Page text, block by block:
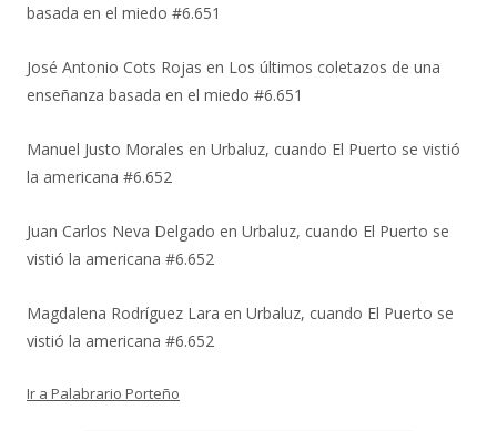
basada en el miedo #6.651
José Antonio Cots Rojas en Los últimos coletazos de una
enseñanza basada en el miedo #6.651
Manuel Justo Morales en Urbaluz, cuando El Puerto se vistió
la americana #6.652
Juan Carlos Neva Delgado en Urbaluz, cuando El Puerto se
vistió la americana #6.652
Magdalena Rodríguez Lara en Urbaluz, cuando El Puerto se
vistió la americana #6.652
Ir a Palabrario Porteño